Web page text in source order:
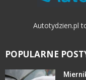
Autotydzien.pl
POPULARNE